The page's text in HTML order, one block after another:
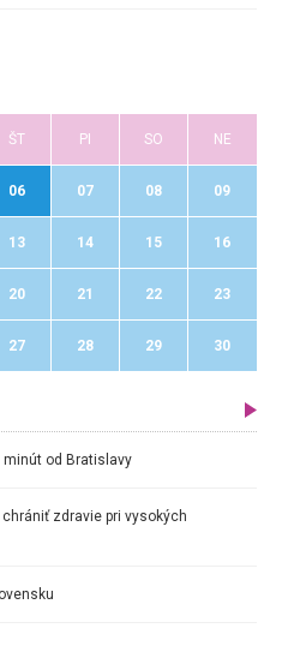
ŠT PI SO NE
06 07 08 09
13 14 15 16
20 21 22 23
27 28 29 30
minút od Bratislavy
zdravie pri vysokých